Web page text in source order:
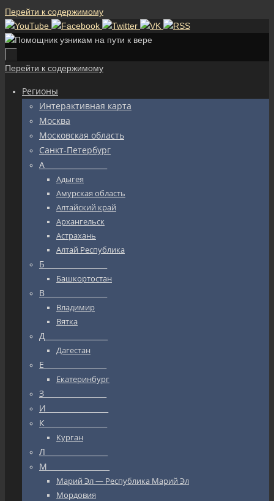
Перейти к содержимому
Перейти к содержимому
Регионы
Интерактивная карта
Москва
Московская область
Санкт-Петербург
А_________________
Адыгея
Амурская область
Алтайский край
Архангельск
Астрахань
Алтай Республика
Б_________________
Башкортостан
В_________________
Владимир
Вятка
Д_________________
Дагестан
Е_________________
Екатеринбург
З_________________
И_________________
К_________________
Курган
Л_________________
М_________________
Марий Эл — Республика Марий Эл
Мордовия